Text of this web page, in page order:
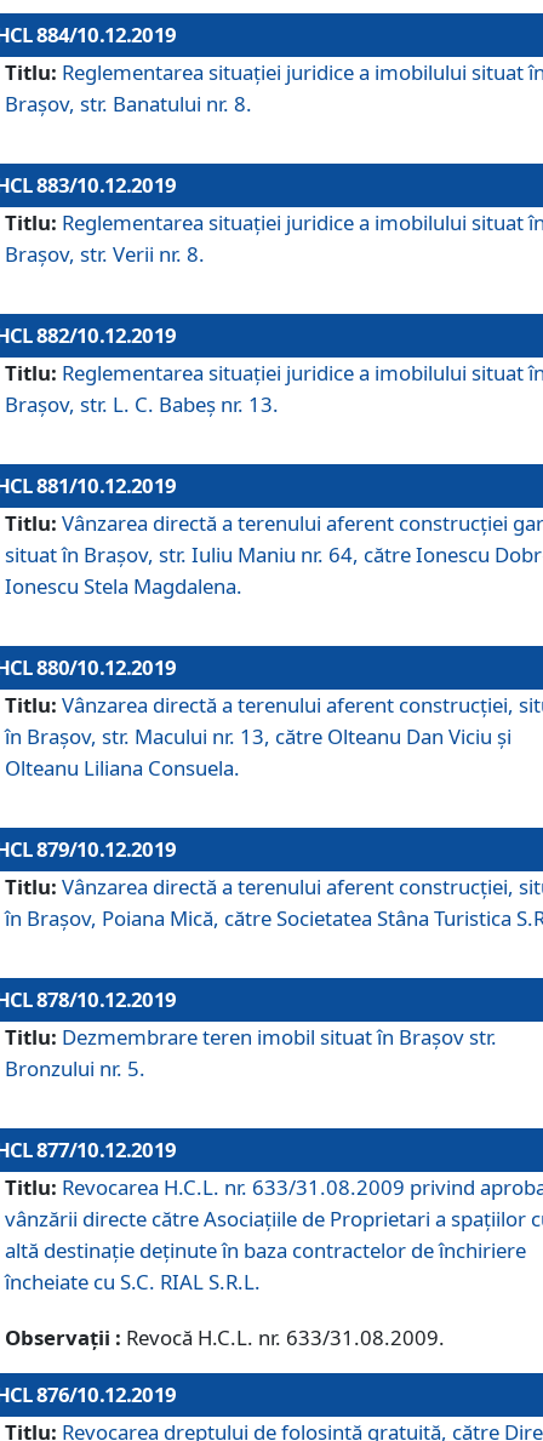
884/10.12.2019
Titlu: Reglementarea situației juridice a imobilului situat
Brașov, str. Banatului nr. 8.
883/10.12.2019
Titlu: Reglementarea situației juridice a imobilului situat
Brașov, str. Verii nr. 8.
882/10.12.2019
Titlu: Reglementarea situației juridice a imobilului situat
Brașov, str. L. C. Babeș nr. 13.
881/10.12.2019
Titlu: Vânzarea directă a terenului aferent construcției
situat în Brașov, str. Iuliu Maniu nr. 64, către Ionescu
Ionescu Stela Magdalena.
880/10.12.2019
Titlu: Vânzarea directă a terenului aferent construcției,
în Brașov, str. Macului nr. 13, către Olteanu Dan Viciu și
Olteanu Liliana Consuela.
879/10.12.2019
Titlu: Vânzarea directă a terenului aferent construcției,
în Brașov, Poiana Mică, către Societatea Stâna Turistica
878/10.12.2019
Titlu: Dezmembrare teren imobil situat în Brașov str.
Bronzului nr. 5.
877/10.12.2019
Titlu: Revocarea H.C.L. nr. 633/31.08.2009 privind
vânzării directe către Asociațiile de Proprietari a spațiilor
altă destinație deținute în baza contractelor de închiriere
încheiate cu S.C. RIAL S.R.L.
Observații : Revocă H.C.L. nr. 633/31.08.2009.
876/10.12.2019
Titlu: Revocarea dreptului de folosinţă gratuită, către